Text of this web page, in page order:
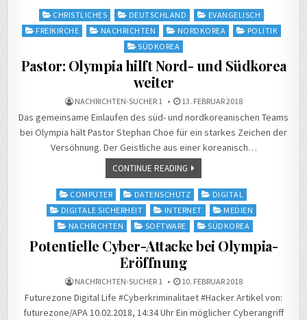
Posted
in
CHRISTLICHES DEUTSCHLAND
EVANGELISCH
FREIKIRCHE
NACHRICHTEN NORDKOREA
POLITIK
SÜDKOREA
Pastor: Olympia hilft Nord- und Südkorea
weiter
NACHRICHTEN-SUCHER 1 13. FEBRUAR 2018
Das gemeinsame Einlaufen des süd- und nordkoreanischen Teams
bei Olympia hält Pastor Stephan Choe für ein starkes Zeichen der
Versöhnung. Der Geistliche aus einer koreanisch…
CONTINUE READING
Posted
in
COMPUTER DATENSCHUTZ
DIGITAL
DIGITALE SICHERHEIT
INTERNET
MEDIEN
NACHRICHTEN
SOFTWARE SÜDKOREA
Potentielle Cyber-Attacke bei Olympia-
Eröffnung
NACHRICHTEN-SUCHER 1 10. FEBRUAR 2018
Futurezone Digital Life #Cyberkriminalitaet #Hacker Artikel von:
futurezone/APA 10.02.2018, 14:34 Uhr Ein möglicher Cyberangriff